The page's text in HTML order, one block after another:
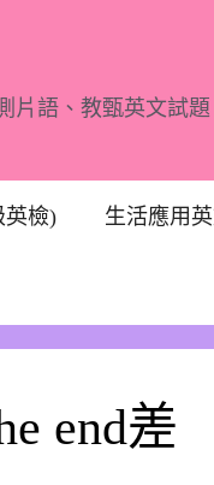
片語、教甄英文試題
英檢) 生活應用
end差